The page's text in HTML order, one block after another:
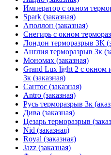
Император с окном
Spark (заказная)
Аполлон (заказная)
Снегирь с окном
Лондон терморазрыв 3К
Англия терморазрыв 3к
Мономах (заказная)
Grand Lux light 2 с окном
3к (заказная)
Сантос (заказная)
Antro (заказная)
Русь терморазрыв 3к
Дива (заказная)
Цезарь терморазрыв
Nid (заказная)
Royal (заказная)
Jazz (заказная)